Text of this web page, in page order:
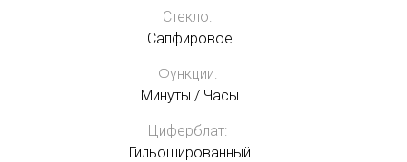
Стекло:
Сапфировое
Функции:
Минуты / Часы
Циферблат:
Гильошированный